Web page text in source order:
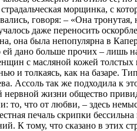
страдальческая морщинка, с
говоря: – «Она
даже переносить
она была непопулярна в
ей дано больше прочих – лишь
с масляной кожей толстых
и толкаясь, как на базаре.
Ассоль так же подходила к
нервной жизни общество
то, что от любви, – здесь
печаль скрипки
К тому, что сказано в этих